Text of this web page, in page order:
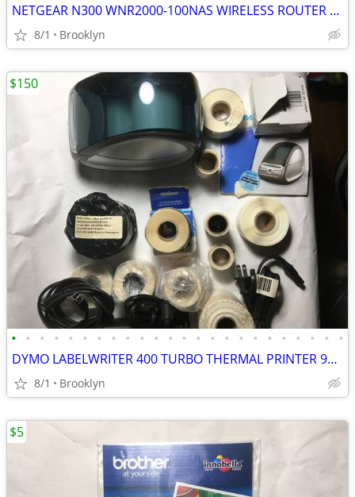
NETGEAR N300 WNR2000-100NAS WIRELESS ROUTER WIFI 300MBPS 24GHZ HOME NE
8/1 Brooklyn
• • • • • • • • • • • • • • • • • • • • • • • •
DYMO LABELWRITER 400 TURBO THERMAL PRINTER 93176 USB PRINT SHIP LABELS
8/1 Brooklyn
$150
$5